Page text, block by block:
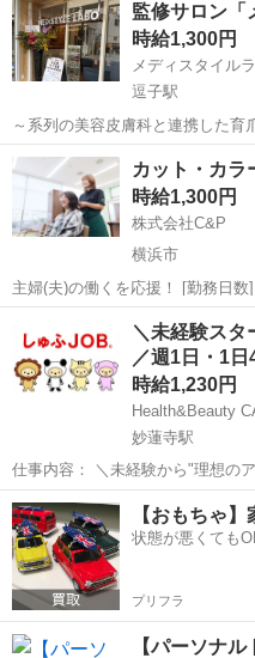
サポート!...
監修サロン
時給1,300円
メディスタイル
逗子駅
～系列の美容皮膚科と連携した育
２０２２年１１月に逗子なぎさ通
ューティー）をオープン。 ２０２
スタイルラボ フット＆ウェ...
神奈川 逗子市 逗子駅
カット・カラ
時給1,300円
株式会社C&P
横浜市
主婦(夫)の働くを応援！ [勤務日数]： 週1日~5日
09:15~17:45/09:15~12:15/14:45~17:45 [勤務地・最寄駅]： 神
浜市戸塚区戸塚町16-14 ベルハビ
美容師
＼未経験スタ
／週1日・1
時給1,230円
Health&Beauty
妙蓮寺駅
仕事内容： ＼未経験から"理想
りに寄り添える、 完全マンツ
技術も、 どちらも大切にできる環境です！
——゜+.——゜+...
神奈川 横浜市 妙蓮寺駅
【おもちゃ
状態が悪くても
プリフラ
【パーソナ